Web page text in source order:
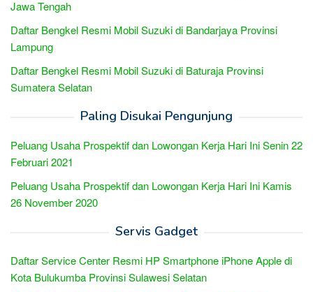
Jawa Tengah
Daftar Bengkel Resmi Mobil Suzuki di Bandarjaya Provinsi
Lampung
Daftar Bengkel Resmi Mobil Suzuki di Baturaja Provinsi
Sumatera Selatan
Paling Disukai Pengunjung
Peluang Usaha Prospektif dan Lowongan Kerja Hari Ini Senin 22
Februari 2021
Peluang Usaha Prospektif dan Lowongan Kerja Hari Ini Kamis
26 November 2020
Servis Gadget
Daftar Service Center Resmi HP Smartphone iPhone Apple di
Kota Bulukumba Provinsi Sulawesi Selatan